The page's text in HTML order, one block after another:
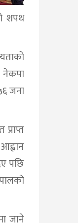
शपथ
नेकपा
जना
पछि